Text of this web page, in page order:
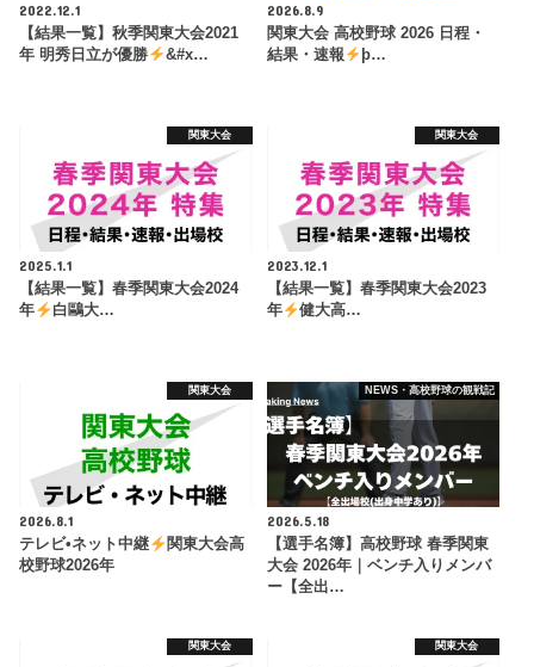
2022.12.1
【結果一覧】秋季関東大会2021
年 明秀日立が優勝
&#x…
2026.8.9
関東大会 高校野球 2026 日程・
結果・速報
þ…
関東大会
2025.1.1
【結果一覧】春季関東大会2024
年
白鷗大…
関東大会
2023.12.1
【結果一覧】春季関東大会2023
年
健大高…
関東大会
2026.8.1
テレビ•ネット中継
関東大会高
校野球2026年
NEWS・高校野球の観戦記
2026.5.18
【選手名簿】高校野球 春季関東
大会 2026年｜ベンチ入りメンバ
ー【全出…
関東大会 関東大会